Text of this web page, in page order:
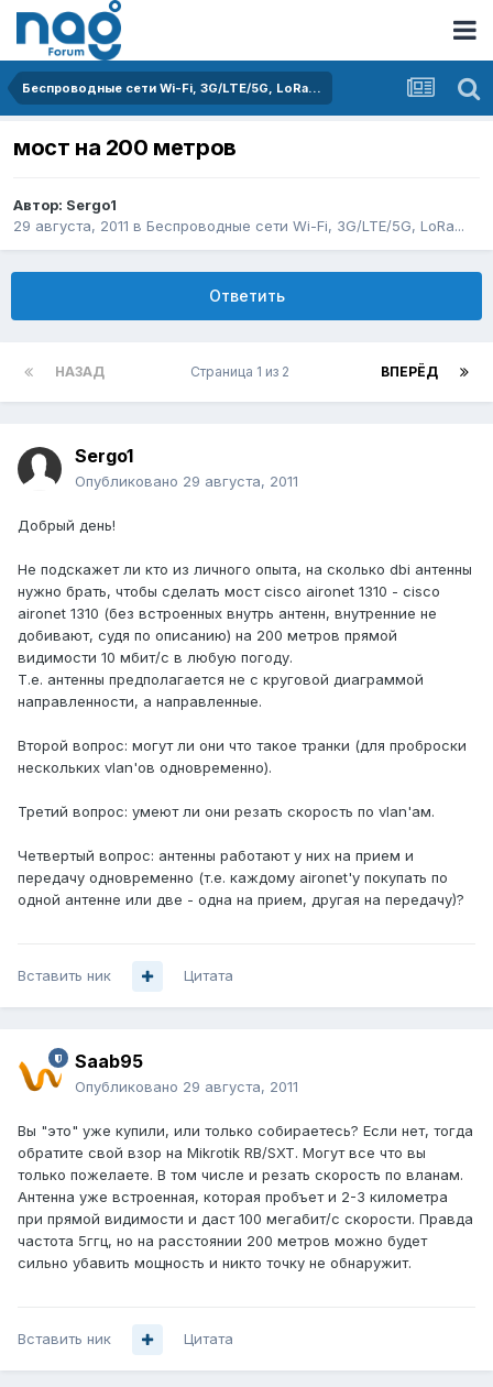
Беспроводные сети Wi-Fi, 3G/LTE/5G, LoRa...
мост на 200 метров
Автор: Sergo1
29 августа, 2011 в Беспроводные сети Wi-Fi, 3G/LTE/5G, LoRa...
Ответить
НАЗАД ВПЕРЁД
Страница 1 из 2
Sergo1
Опубликовано 29 августа, 2011
Добрый день!
Не подскажет ли кто из личного опыта, на сколько dbi антенны
нужно брать, чтобы сделать мост cisco aironet 1310 - cisco
aironet 1310 (без встроенных внутрь антенн, внутренние не
добивают, судя по описанию) на 200 метров прямой
видимости 10 мбит/с в любую погоду.
Т.е. антенны предполагается не с круговой диаграммой
направленности, а направленные.
Второй вопрос: могут ли они что такое транки (для проброски
нескольких vlan'ов одновременно).
Третий вопрос: умеют ли они резать скорость по vlan'ам.
Четвертый вопрос: антенны работают у них на прием и
передачу одновременно (т.е. каждому aironet'у покупать по
одной антенне или две - одна на прием, другая на передачу)?
Вставить ник Цитата
Saab95
Опубликовано 29 августа, 2011
Вы "это" уже купили, или только собираетесь? Если нет, тогда
обратите свой взор на Mikrotik RB/SXT. Могут все что вы
только пожелаете. В том числе и резать скорость по вланам.
Антенна уже встроенная, которая пробъет и 2-3 километра
при прямой видимости и даст 100 мегабит/с скорости. Правда
частота 5ггц, но на расстоянии 200 метров можно будет
сильно убавить мощность и никто точку не обнаружит.
Вставить ник Цитата